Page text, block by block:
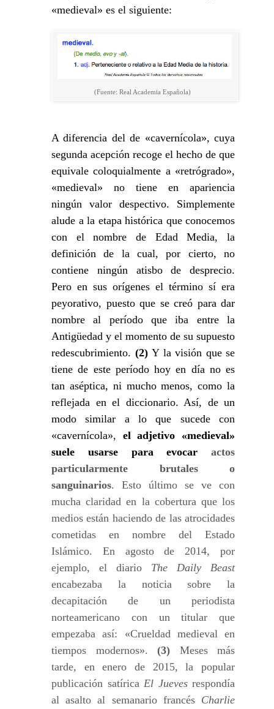
«medieval» es el siguiente:
(Fuente: Real Academia Española)
A diferencia del de «cavernícola», cuya
segunda acepción recoge el hecho de que
equivale coloquialmente a «retrógrado»,
«medieval» no tiene en apariencia
ningún valor despectivo. Simplemente
alude a la etapa histórica que conocemos
con el nombre de Edad Media, la
definición de la cual, por cierto, no
contiene ningún atisbo de desprecio.
Pero en sus orígenes el término sí era
peyorativo, puesto que se creó para dar
nombre al período que iba entre la
Antigüedad y el momento de su supuesto
redescubrimiento. (2)Y la visión que se
tiene de este período hoy en día no es
tan aséptica, ni mucho menos, como la
reflejada en el diccionario. Así, de un
modo similar a lo que sucede con
«cavernícola», el adjetivo «medieval»
suele usarse para evocar actos
particularmente brutales o
sanguinarios. Esto último se ve con
mucha claridad en la cobertura que los
medios están haciendo de las atrocidades
cometidas en nombre del Estado
Islámico. En agosto de 2014, por
ejemplo, el diario The Daily Beast
encabezaba la noticia sobre la
decapitación de un periodista
norteamericano con un titular que
empezaba así: «Crueldad medieval en
tiempos modernos». (3) Meses más
tarde, en enero de 2015, la popular
publicación satírica El Jueves respondía
al asalto al semanario francés Charlie